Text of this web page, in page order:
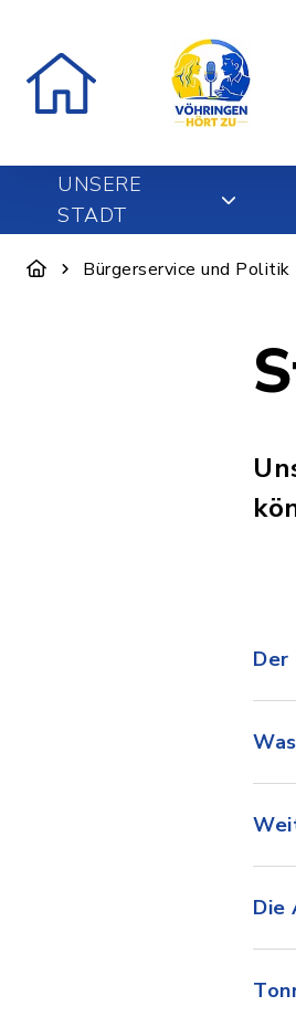
UNSERE
STADT
Bürgerservice und Politik
Die